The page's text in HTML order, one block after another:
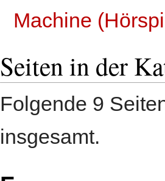
Machine
Seiten in der
Folgende 9
insgesamt.